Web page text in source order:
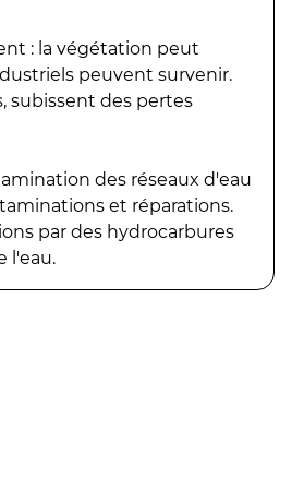
: la végétation peut
peuvent survenir.
subissent des pertes
des réseaux d'eau
et réparations.
par des hydrocarbures
l'eau.